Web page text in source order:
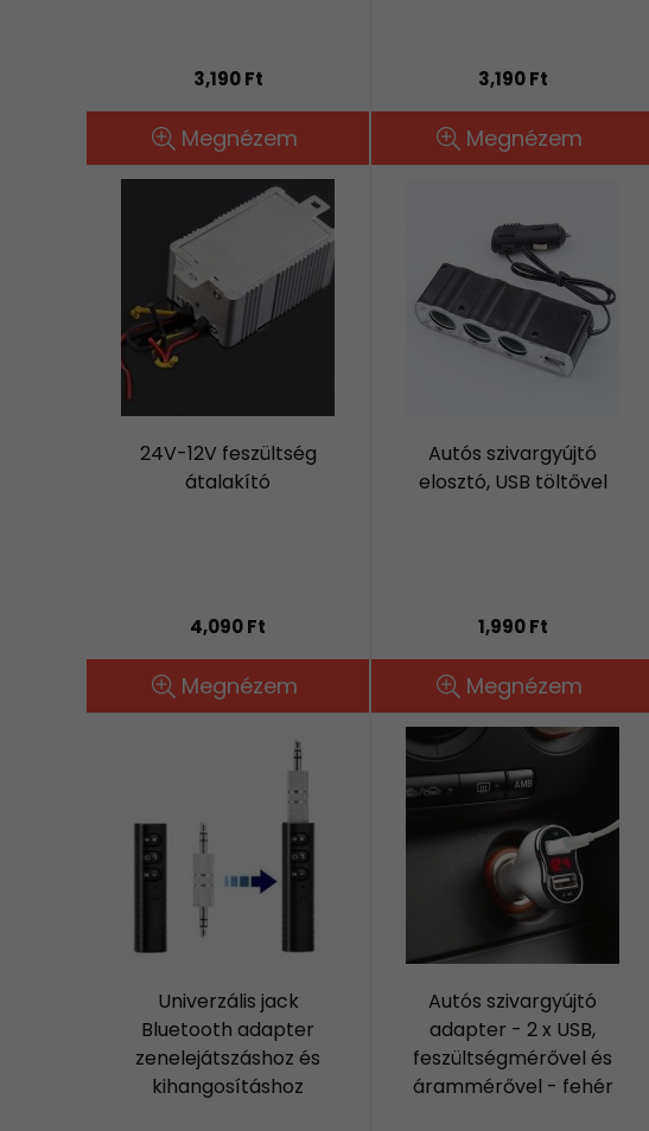
3,190 Ft
Megnézem
3,190 Ft
Megnézem
24V-12V feszültség
átalakító
4,090 Ft
Megnézem
Autós szivargyújtó
elosztó, USB töltővel
1,990 Ft
Megnézem
Univerzális jack
Bluetooth adapter
zenelejátszáshoz és
kihangosításhoz
Autós szivargyújtó
adapter - 2 x USB,
feszültségmérővel és
árammérővel - fehér